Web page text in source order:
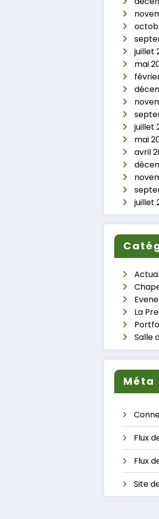
juillet
mai
juillet
mai
avril
juillet
La
Salle
Méta
Flux
Flux
Site